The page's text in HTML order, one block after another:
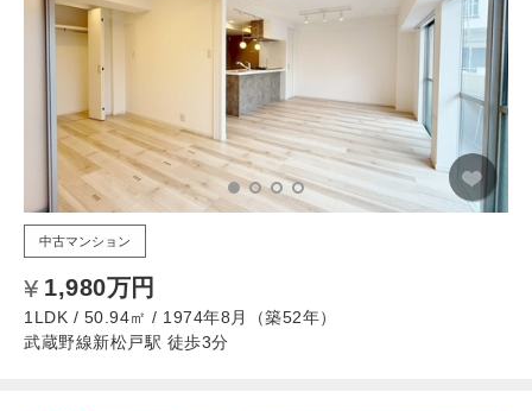
中古マンション
1,980万円
1LDK / 50.94㎡ / 1974年8月（築52年）
武蔵野線新松戸駅 徒歩3分